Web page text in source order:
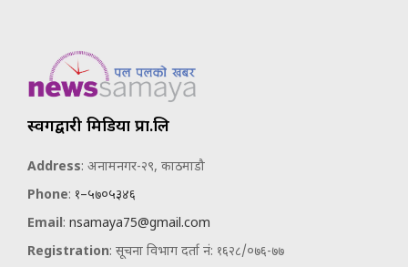
स्वर्गद्वारी मिडिया प्रा.लि
Address: अनामनगर-२९, काठमाडौ
Phone: १–५७०५३४६
Email: nsamaya75@gmail.com
Registration: सूचना विभाग दर्ता नं: १६२८/०७६-७७